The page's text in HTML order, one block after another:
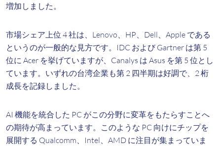
増加しました。
市場シェア上位 4 社は、Lenovo、HP、Dell、Apple である
というのが一般的な見方です。IDC および Gartner は第 5
位に Acer を挙げていますが、Canalys は Asus を第 5 位とし
ています。いずれの台湾企業も第 2 四半期は好調で、2 桁
成長を記録しました。
AI 機能を統合した PC がこの分野に変革をもたらすことへ
の期待が高まっています。このような PC 向けにチップを
展開する Qualcomm、Intel、AMD に注目が集まっていま